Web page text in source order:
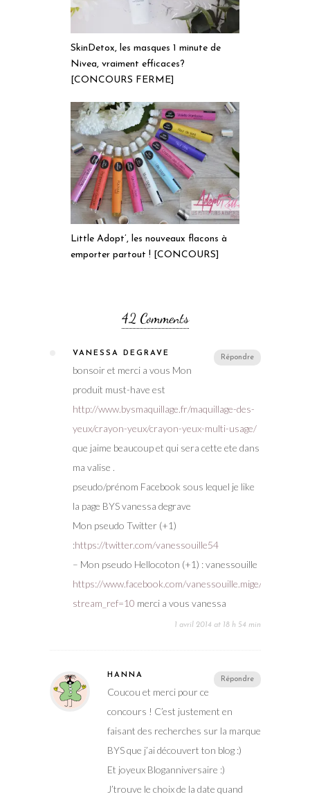
SkinDetox, les masques 1 minute de
Nivea, vraiment efficaces?
[CONCOURS FERME]
Little Adopt’, les nouveaux flacons à
emporter partout ! [CONCOURS]
42 Comments
Répondre
VANESSA DEGRAVE
bonsoir et merci a vous Mon
produit must-have est
http://www.bysmaquillage.fr/maquillage-des-
yeux/crayon-yeux/crayon-yeux-multi-usage/
que jaime beaucoup et qui sera cette ete dans
ma valise .
pseudo/prénom Facebook sous lequel je like
la page BYS vanessa degrave
Mon pseudo Twitter (+1)
:https://twitter.com/vanessouille54
– Mon pseudo Hellocoton (+1) : vanessouille
https://www.facebook.com/vanessouille.mige/posts/
stream_ref=10 merci a vous vanessa
1 avril 2014 at 18 h 54 min
Répondre
HANNA
Coucou et merci pour ce
concours ! C’est justement en
faisant des recherches sur la marque
BYS que j’ai découvert ton blog :)
Et joyeux Bloganniversaire :)
J’trouve le choix de la date quand